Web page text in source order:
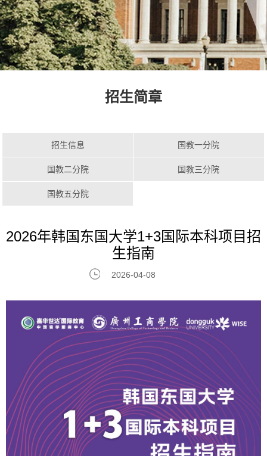
招生简章
招生信息 国教一分院
国教二分院 国教三分院
国教五分院
2026年韩国东国大学1+3国际本科项目招
生指南
2026-04-08